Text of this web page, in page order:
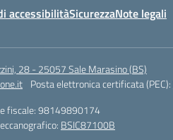
accessibilitàSicurezzaNote legali
28 - 25057 Sale Marasino (BS)
Posta elettronica certificata (PEC):
fiscale: 98149890174
BSIC87100B